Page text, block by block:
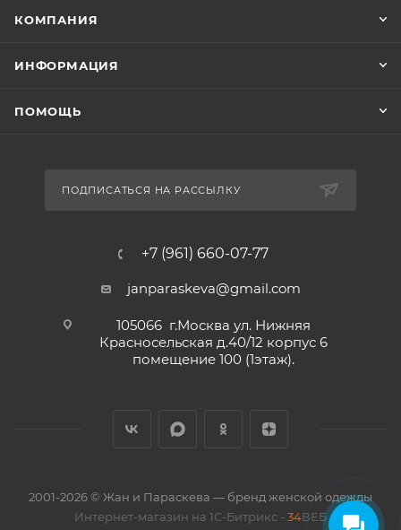
КОМПАНИЯ
ИНФОРМАЦИЯ
ПОМОЩЬ
ПОДПИСАТЬСЯ НА РАССЫЛКУ
+7 (961) 660-07-77
janparaskeva@gmail.com
105066 г.Москва ул. Нижняя
Красносельская д.40/12 корпус 6
помещение 100 (1этаж).
2001-2026 © Жан и Параскева — бренд женской одежды
Интернет-магазин на 1С-Битрикс - 34ВЕБ